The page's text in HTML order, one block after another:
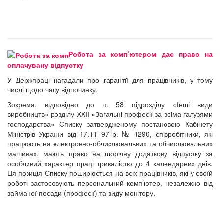
Робота за комп’ютером дає право на
оплачувану відпустку
У Держпраці нагадали про гарантії для працівників, у тому
числі щодо часу відпочинку.
Зокрема, відповідно до п. 58 підрозділу «Інші види
виробництв» розділу XXII «Загальні професії за всіма галузями
господарства» Списку затвердженому постановою Кабінету
Міністрів України від 17.11 97 р. № 1290, співробітники, які
працюють на електронно-обчислювальних та обчислювальних
машинах, мають право на щорічну додаткову відпустку за
особливий характер праці тривалістю до 4 календарних днів.
Ця позиція Списку поширюється на всіх працівників, які у своїй
роботі застосовують персональний комп’ютер, незалежно від
займаної посади (професії) та виду монітору.